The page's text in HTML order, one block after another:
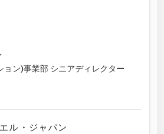
ン)事業部 シニアディレクター
ル・ジャパン